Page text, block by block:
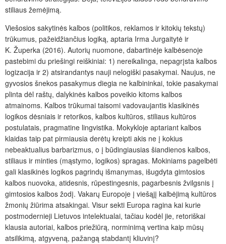
stiliaus žemėjimą.
Viešosios sakytinės kalbos (politikos, reklamos ir kitokių tekstų)
trūkumus, pažeidžiančius logiką, aptaria Irma Jurgaitytė ir
K. Župerka (2016). Autorių nuomone, dabartinėje kalbėsenoje
pastebimi du priešingi reiškiniai: 1) nereikalinga, nepagrįsta kalbos
logizacija ir 2) atsirandantys nauji nelogiški pasakymai. Naujus, ne
gyvosios šnekos pasakymus diegia ne kalbininkai, tokie pasakymai
plinta dėl raštų, dalykinės kalbos poveikio kitoms kalbos
atmainoms. Kalbos trūkumai taisomi vadovaujantis klasikinės
logikos dėsniais ir retorikos, kalbos kultūros, stiliaus kultūros
postulatais, pragmatine lingvistika. Mokykloje aptariant kalbos
klaidas taip pat pirmiausia derėtų kreipti akis ne į kokius
nebeaktualius barbarizmus, o į būdingiausias šiandienos kalbos,
stiliaus ir minties (mąstymo, logikos) spragas. Mokiniams pagelbėti
gali klasikinės logikos pagrindų išmanymas, išugdyta gimtosios
kalbos nuovoka, atidesnis, rūpestingesnis, pagarbesnis žvilgsnis į
gimtosios kalbos žodį. Vakarų Europoje į viešąjį kalbėjimą kultūros
žmonių žiūrima atsakingai. Visur sekti Europa ragina kai kurie
postmodernieji Lietuvos intelektualai, tačiau kodėl jie, retoriškai
klausia autoriai, kalbos priežiūrą, norminimą vertina kaip mūsų
atsilikimą, atgyveną, pažangą stabdantį kliuvinį?